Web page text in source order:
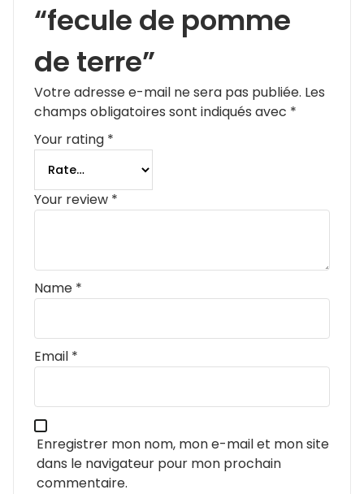
“fecule de pomme
de terre”
Votre adresse e-mail ne sera pas publiée. Les
champs obligatoires sont indiqués avec *
Your rating *
Your review *
Name *
Email *
Enregistrer mon nom, mon e-mail et mon site
dans le navigateur pour mon prochain
commentaire.